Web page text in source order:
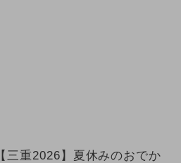
【三重2026】夏休みのおでか